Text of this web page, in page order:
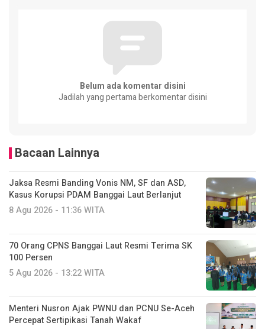
Belum ada komentar disini
Jadilah yang pertama berkomentar disini
Bacaan Lainnya
Jaksa Resmi Banding Vonis NM, SF dan ASD,
Kasus Korupsi PDAM Banggai Laut Berlanjut
8 Agu 2026 - 11:36 WITA
70 Orang CPNS Banggai Laut Resmi Terima SK
100 Persen
5 Agu 2026 - 13:22 WITA
Menteri Nusron Ajak PWNU dan PCNU Se-Aceh
Percepat Sertipikasi Tanah Wakaf